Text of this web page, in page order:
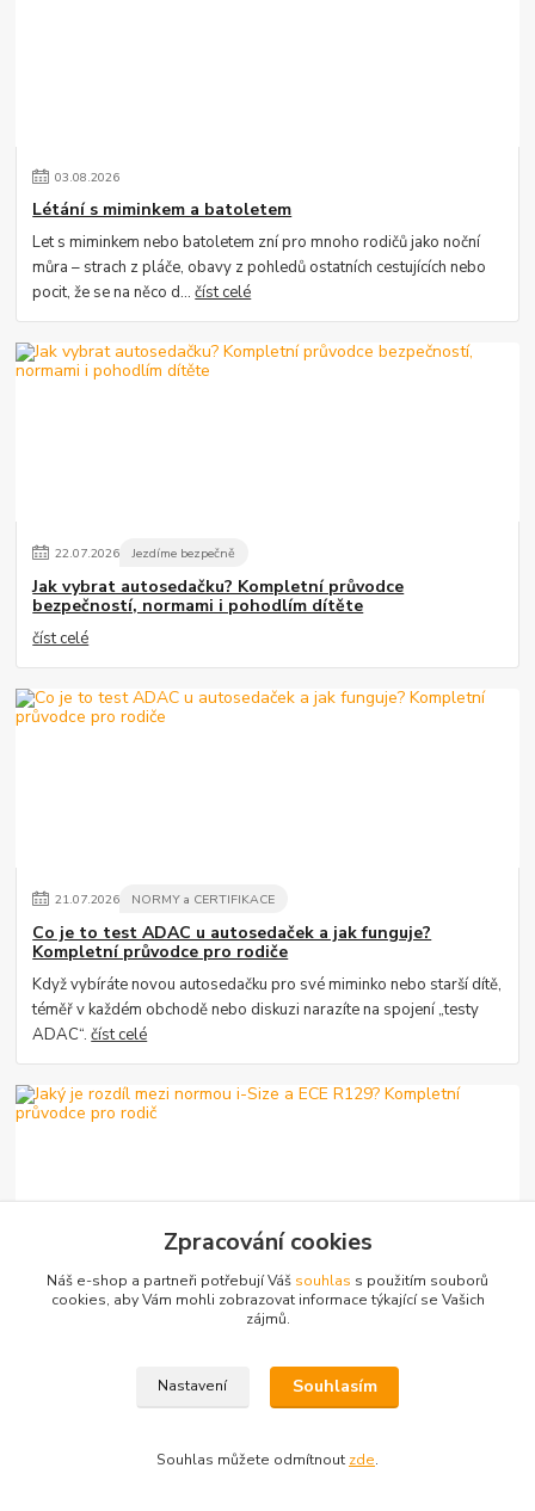
03.08.2026
Létání s miminkem a batoletem
Let s miminkem nebo batoletem zní pro mnoho rodičů jako noční
můra – strach z pláče, obavy z pohledů ostatních cestujících nebo
pocit, že se na něco d...číst celé
22.07.2026 Jezdíme bezpečně
Jak vybrat autosedačku? Kompletní průvodce
bezpečností, normami i pohodlím dítěte
číst celé
21.07.2026 NORMY a CERTIFIKACE
Co je to test ADAC u autosedaček a jak funguje?
Kompletní průvodce pro rodiče
Když vybíráte novou autosedačku pro své miminko nebo starší dítě,
téměř v každém obchodě nebo diskuzi narazíte na spojení „testy
ADAC“.číst celé
21.07.2026 NORMY a CERTIFIKACE
Jaký je rozdíl mezi normou i-Size a ECE R129? Kompletní
Zobrazit všechny články
Zpracování cookies
Náš e-shop a partneři potřebují Váš souhlas s použitím souborů
cookies, aby Vám mohli zobrazovat informace týkající se Vašich
zájmů.
Nastavení Souhlasím
Souhlas můžete odmítnout zde.